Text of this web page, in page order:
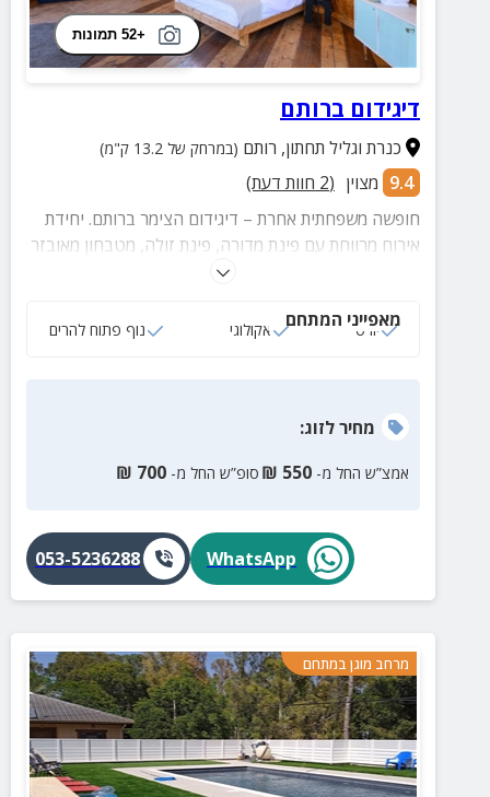
+52 תמונות
דיגידום ברותם
כנרת וגליל תחתון, רותם (במרחק של 13.2 ק"מ)
9.4 מצוין (
2 חוות דעת)
חופשה משפחתית אחרת – דיגידום הצימר ברותם. יחידת
אירוח מרווחת עם פינת מדורה, פינת זולה, מטבחון מאובזר
ונוף עוצר נשימה להרי הגלעד.
מאפייני המתחם
יורט אקולוגי נוף פתוח להרים
מחירלזוג:
אמצ”ש החל מ- 550
₪ סופ”ש החל מ- 700
₪
WhatsApp
053-5236288
מרחב מוגן במתחם